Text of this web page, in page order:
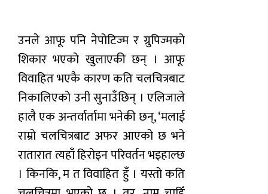
उनले आफू पनि नेपोटिज्म र ग्रुपिज्मको
शिकार भएको खुलाएकी छन् । आफू
विवाहित भएकै कारण कति चलचित्रबाट
निकालिएको उनी सुनाउँछिन् । एलिजाले
हालै एक अन्तर्वार्तामा भनेकी छन्, ‘मलाई
राम्रो चलचित्रबाट अफर आएको छ भने
रातारात त्यहाँ हिरोइन परिवर्तन भइहाल्छ
। किनकि, म त विवाहित हुँ । यस्तो कति